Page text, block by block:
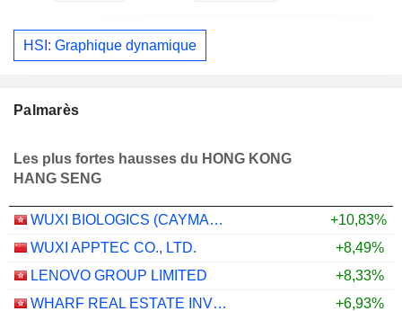
HSI: Graphique dynamique
Palmarès
Les plus fortes hausses du HONG KONG
HANG SENG
WUXI BIOLOGICS (CAYMAN) INC.
+10,83%
WUXI APPTEC CO., LTD.
+8,49%
LENOVO GROUP LIMITED
+8,33%
WHARF REAL ESTATE INVESTMENT COMPANY LIMITED
+6,93%